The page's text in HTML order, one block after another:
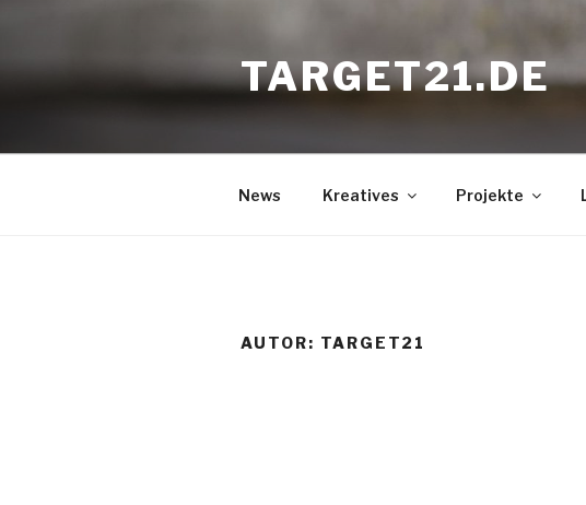
TARGET21.DE
News Kreatives Projekte
AUTOR: TARGET21